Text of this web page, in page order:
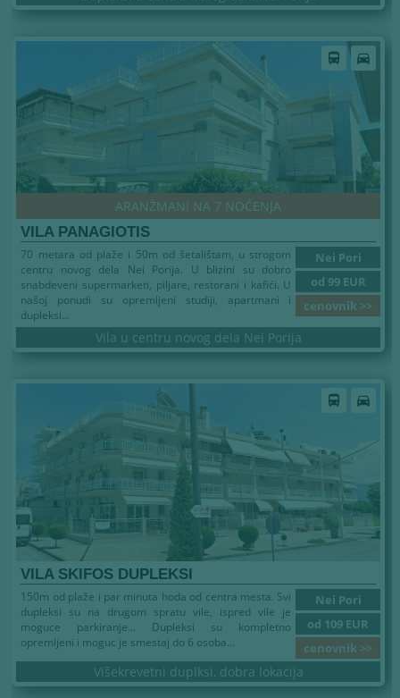
directions_bus directions_car
ARANŽMANI NA 7 NOĆENJA
VILA PANAGIOTIS
Nei Pori
od 99 EUR
cenovnik >>
70 metara od plaže i 50m od šetalištam, u strogom
centru novog dela Nei Porija. U blizini su dobro
snabdeveni supermarketi, piljare, restorani i kafići. U
našoj ponudi su opremljeni studiji, apartmani i
dupleksi...
Vila u centru novog dela Nei Porija
directions_bus directions_car
VILA SKIFOS DUPLEKSI
Nei Pori
od 109 EUR
cenovnik >>
150m od plaže i par minuta hoda od centra mesta. Svi
dupleksi su na drugom spratu vile, ispred vile je
moguce parkiranje... Dupleksi su kompletno
opremljeni i moguc je smestaj do 6 osoba...
Višekrevetni duplksi, dobra lokacija